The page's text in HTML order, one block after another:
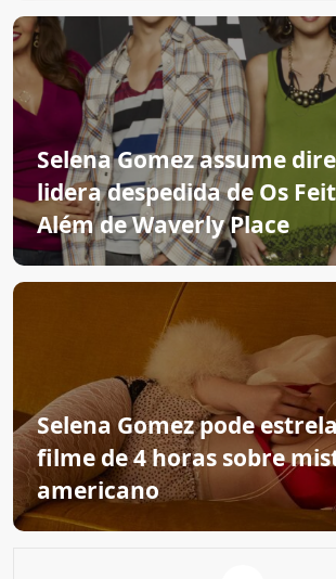
Selena Gomez assume
lidera despedida de Os
Além de Waverly Place
Selena Gomez pode
filme de 4 horas sobre
americano